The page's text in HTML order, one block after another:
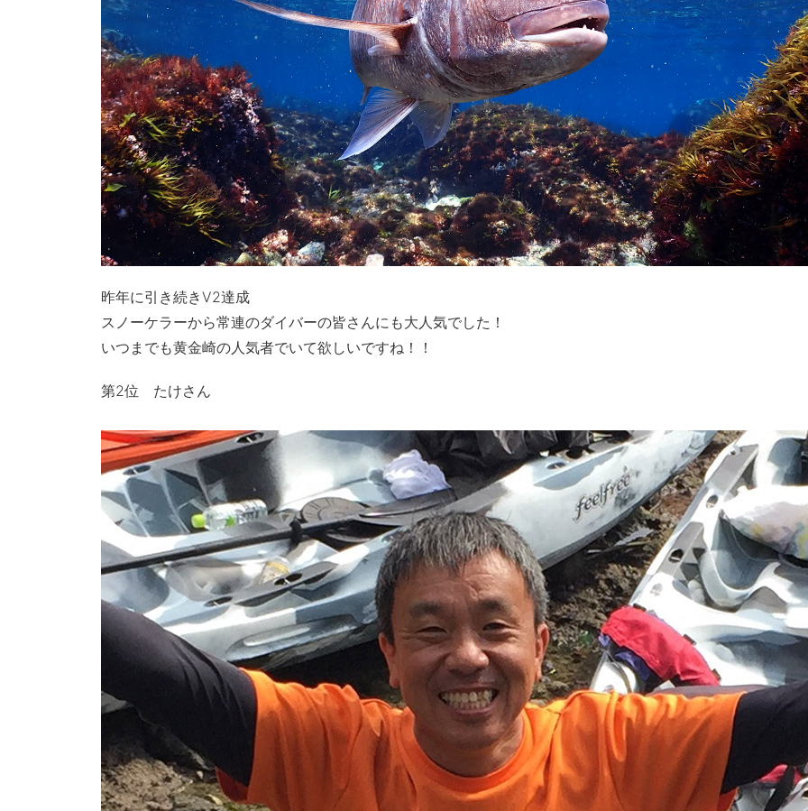
昨年に引き続きV2達成
スノーケラーから常連のダイバーの皆さんにも大人気でした！
いつまでも黄金崎の人気者でいて欲しいですね！！
第2位 たけさん